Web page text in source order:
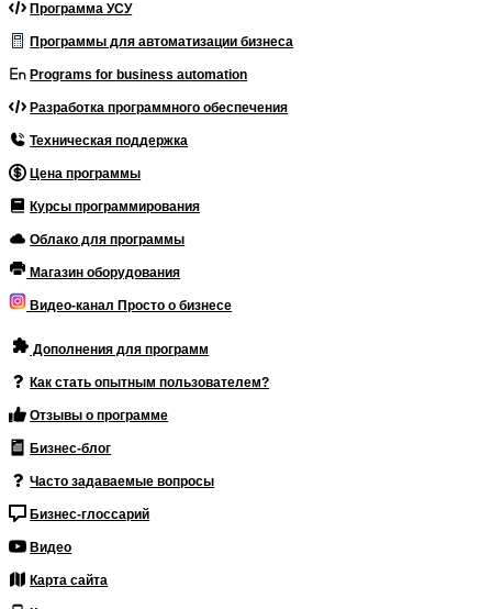
Программа УСУ
Программы для автоматизации бизнеса
Programs for business automation
Разработка программного обеспечения
Техническая поддержка
Цена программы
Курсы программирования
Облако для программы
Магазин оборудования
Видео-канал Просто о бизнесе
Дополнения для программ
Как стать опытным пользователем?
Отзывы о программе
Бизнес-блог
Часто задаваемые вопросы
Бизнес-глоссарий
Видео
Карта сайта